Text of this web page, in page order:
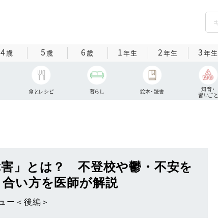
4歳 5歳 6歳 1年生 2年生 3年生
食とレシピ 暮らし 絵本・読書
知育・
習いごと
」とは？ 不登校や鬱・不安を
い方を医師が解説
ー＜後編＞